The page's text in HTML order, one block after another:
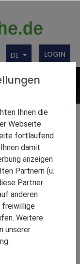
DE LOGIN
Ihnen die
Webseite
fortlaufend
damit
anzeigen
Partnern (u.
Partner
anderen
freiwillige
Weitere
unserer